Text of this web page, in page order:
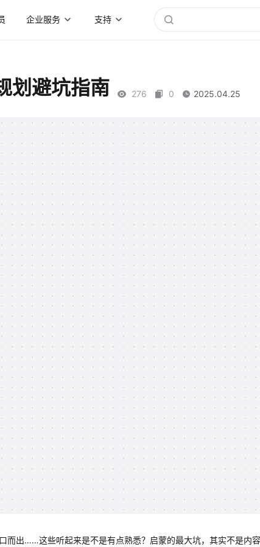
企业服务 支持
划避坑指南 276 0 2025.04.25
而出……这些听起来是不是有点熟悉？启蒙的最大坑，其实不是内